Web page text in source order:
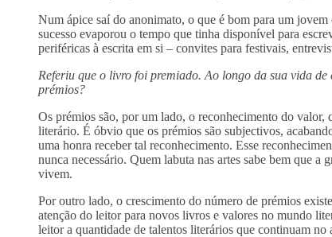
Num ápice saí do anonimato, o que é bom para um
sucesso evaporou o tempo que tinha disponível para
periféricas à escrita em si – convites para festivais,
Referiu que o livro foi premiado. Ao longo da sua vida
prémios?
Os prémios são, por um lado, o reconhecimento do valor,
literário. É óbvio que os prémios são subjectivos,
uma honra receber tal reconhecimento. Esse
nunca necessário. Quem labuta nas artes sabe bem que a
vivem.
Por outro lado, o crescimento do número de prémios
atenção do leitor para novos livros e valores no mundo
leitor a quantidade de talentos literários que continuam no